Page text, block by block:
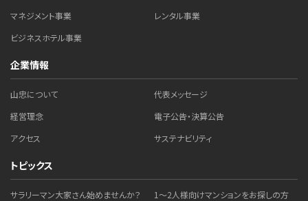
マネジメント事業
レンタル事業
ビジネスホテル事業
企業情報
山忠について
代表メッセージ
経営理念
電子公告・決算公告
アクセス
サステナビリティ
トピックス
サラリーマン大家さん始めませんか？
1～2人様向けマンションをお探しの方